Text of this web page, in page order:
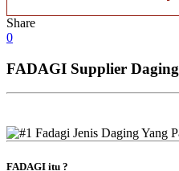
Share
0
FADAGI Supplier Daging
FADAGI itu ?